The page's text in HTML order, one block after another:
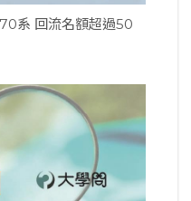
70系 回流名額超過50